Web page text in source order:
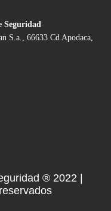
Seguridad
S.a., 66633 Cd Apodaca,
® 2022 |